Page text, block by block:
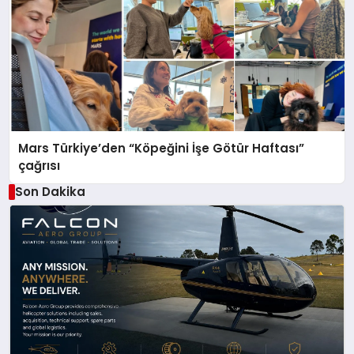
Mars Türkiye’den “Köpeğini İşe Götür Haftası”
çağrısı
Son Dakika